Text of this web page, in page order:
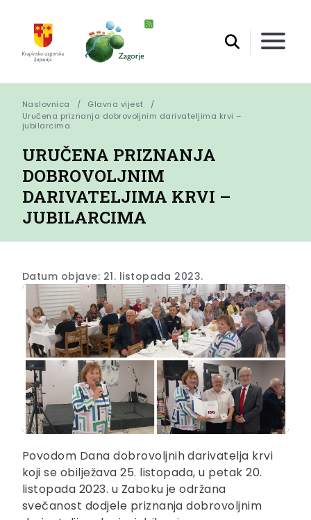
Naslovnica
Glavna vijest
Uručena priznanja dobrovoljnim darivateljima krvi –
jubilarcima
URUČENA PRIZNANJA
DOBROVOLJNIM
DARIVATELJIMA KRVI –
JUBILARCIMA
Datum objave: 21. listopada 2023.
Povodom Dana dobrovoljnih darivatelja krvi
koji se obilježava 25. listopada, u petak 20.
listopada 2023. u Zaboku je održana
svečanost dodjele priznanja dobrovoljnim